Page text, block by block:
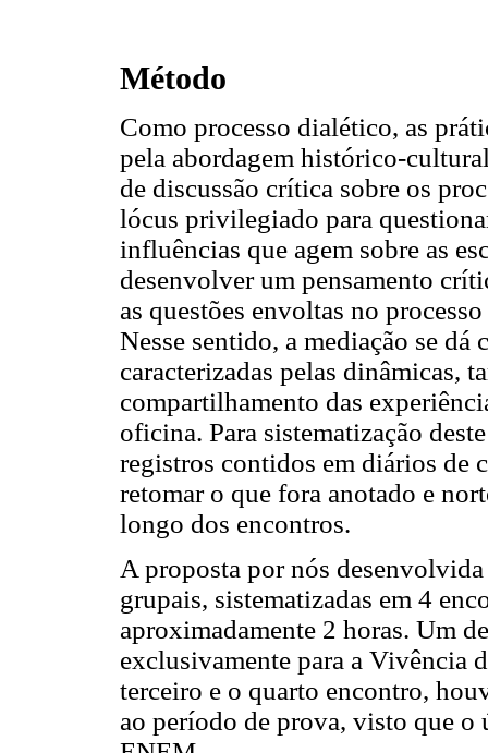
Método
Como processo dialético, as
pela abordagem histórico-
de discussão crítica sobre os
lócus privilegiado para
influências que agem sobre as
desenvolver um pensamento
as questões envoltas no
Nesse sentido, a mediação se
caracterizadas pelas dinâmicas,
compartilhamento das
oficina. Para sistematização
registros contidos em diários de
retomar o que fora anotado e
longo dos encontros.
A proposta por nós
grupais, sistematizadas em 4
aproximadamente 2 horas. Um
exclusivamente para a Vivência
terceiro e o quarto encontro,
ao período de prova, visto que o